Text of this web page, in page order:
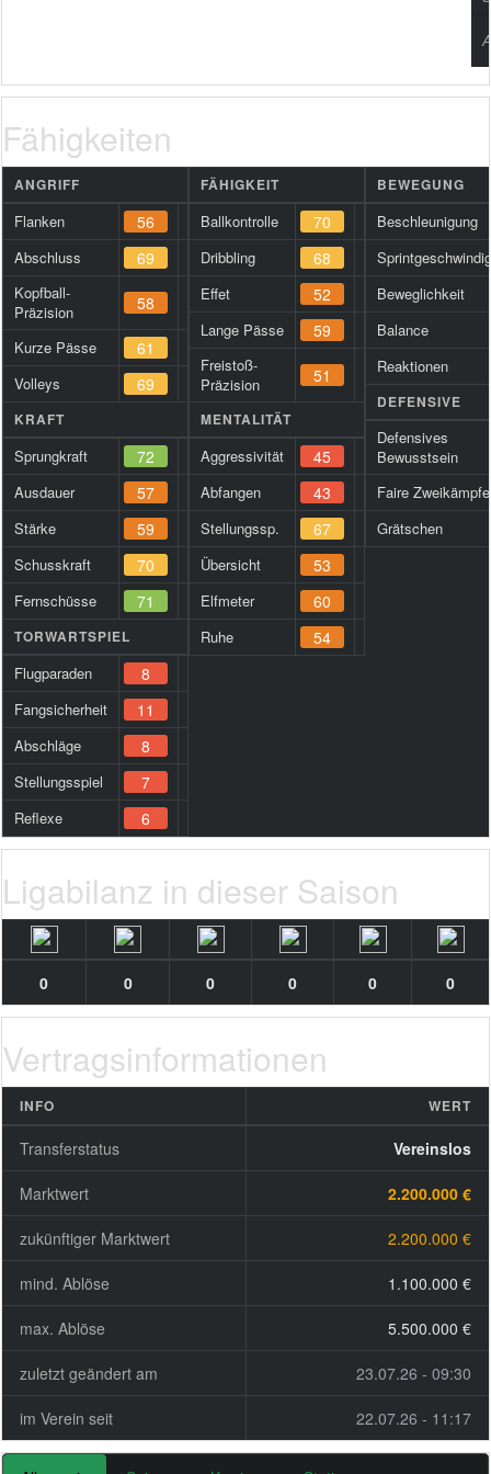
Fähigkeiten
ANGRIFF
Flanken 56
Abschluss 69
Kopfball-
Präzision
58
Kurze Pässe 61
Volleys 69
KRAFT
Sprungkraft 72
Ausdauer 57
Stärke 59
Schusskraft 70
Fernschüsse 71
TORWARTSPIEL
Flugparaden 8
Fangsicherheit 11
Abschläge 8
Stellungsspiel 7
Reflexe 6
FÄHIGKEIT
Ballkontrolle 70
Dribbling 68
Effet 52
Lange Pässe 59
Freistoß-
Präzision
51
MENTALITÄT
Aggressivität 45
Abfangen 43
Stellungssp. 67
Übersicht 53
Elfmeter 60
Ruhe 54
BEWEGUNG
Beschleunigung
Beweglichkeit
Balance
Reaktionen
DEFENSIVE
Defensives
Bewusstsein
Faire Zweikämpfe
Grätschen
Ligabilanz in dieser Saison
0 0 0 0 0 0
Vertragsinformationen
INFO WERT
Transferstatus Vereinslos
Marktwert 2.200.000 €
zukünftiger Marktwert 2.200.000 €
mind. Ablöse 1.100.000 €
max. Ablöse 5.500.000 €
zuletzt geändert am 23.07.26 - 09:30
im Verein seit 22.07.26 - 11:17